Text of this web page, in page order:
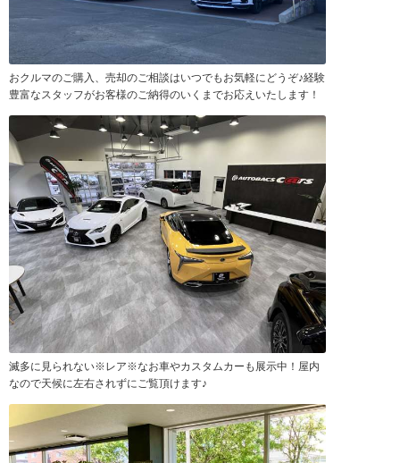
おクルマのご購入、売却のご相談はいつでもお気軽にどうぞ♪経験
豊富なスタッフがお客様のご納得のいくまでお応えいたします！
滅多に見られない※レア※なお車やカスタムカーも展示中！屋内
なので天候に左右されずにご覧頂けます♪